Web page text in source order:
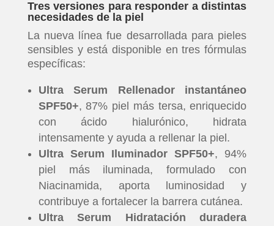
Tres versiones para responder a distintas
necesidades de la piel
La nueva línea fue desarrollada para pieles
sensibles y está disponible en tres fórmulas
específicas:
Ultra Serum Rellenador instantáneo
SPF50+, 87% piel más tersa, enriquecido
con ácido hialurónico, hidrata
intensamente y ayuda a rellenar la piel.
Ultra Serum Iluminador SPF50+, 94%
piel más iluminada, formulado con
Niacinamida, aporta luminosidad y
contribuye a fortalecer la barrera cutánea.
Ultra Serum Hidratación duradera